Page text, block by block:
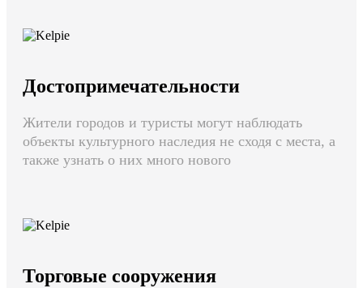
Достопримечательности
Жители городов и туристы могут наблюдать
объекты культурного наследия не сходя с места, а
также узнать о них много нового
Торговые сооружения